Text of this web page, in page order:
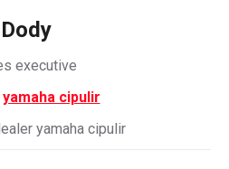
Dody
executive
yamaha cipulir
yamaha cipulir